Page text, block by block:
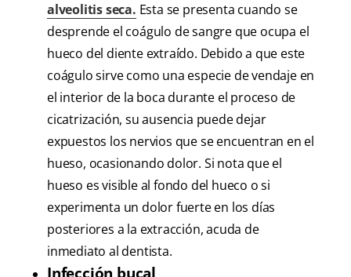
alveolitis seca. Esta se presenta cuando se
desprende el coágulo de sangre que ocupa el
hueco del diente extraído. Debido a que este
coágulo sirve como una especie de vendaje en
el interior de la boca durante el proceso de
cicatrización, su ausencia puede dejar
expuestos los nervios que se encuentran en el
hueso, ocasionando dolor. Si nota que el
hueso es visible al fondo del hueco o si
experimenta un dolor fuerte en los días
posteriores a la extracción, acuda de
inmediato al dentista.
Infección bucal